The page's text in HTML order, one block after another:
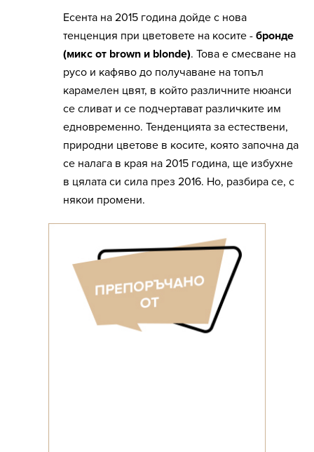
Есента на 2015 година дойде с нова
тенценция при цветовете на косите - бронде
(микс от brown и blonde). Това е смесване на
русо и кафяво до получаване на топъл
карамелен цвят, в който различните нюанси
се сливат и се подчертават различките им
едновременно. Тенденцията за естествени,
природни цветове в косите, която започна да
се налага в края на 2015 година, ще избухне
в цялата си сила през 2016. Но, разбира се, с
някои промени.